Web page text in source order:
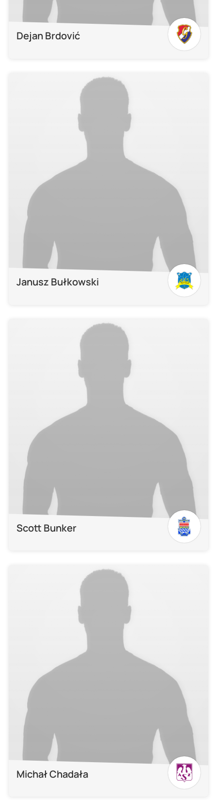
Dejan Brdović
Janusz Bułkowski
Scott Bunker
Michał Chadała